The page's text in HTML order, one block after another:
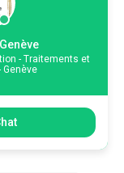
CHF
- Traitements et
Genève